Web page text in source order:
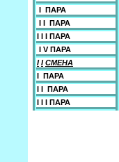
I ПАРА
I I ПАРА
I I I ПАРА
I V ПАРА
I I СМЕНА
I ПАРА
I I ПАРА
I I I ПАРА